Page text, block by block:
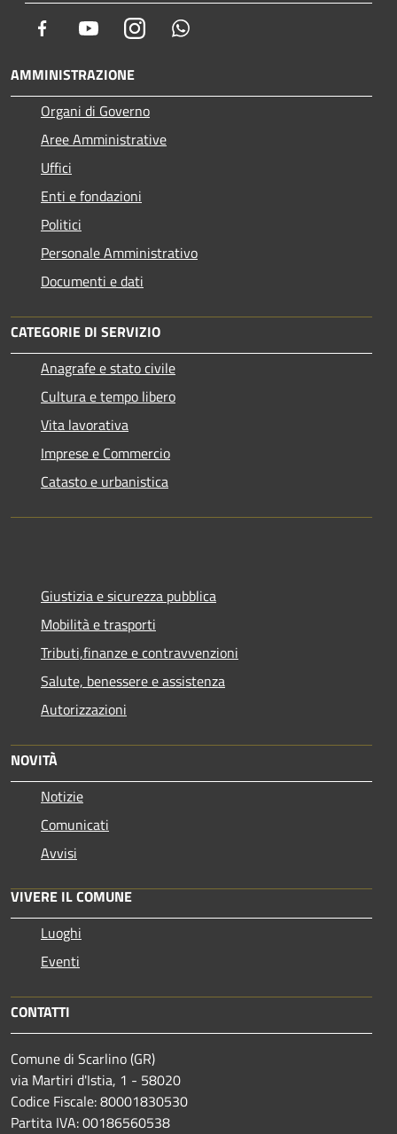
Facebook YoutubeInstagram
AMMINISTRAZIONE
Organi di Governo
Aree Amministrative
Uffici
Enti e fondazioni
Politici
Personale Amministrativo
Documenti e dati
CATEGORIE DI SERVIZIO
Anagrafe e stato civile
Cultura e tempo libero
Vita lavorativa
Imprese e Commercio
Catasto e urbanistica
Giustizia e sicurezza pubblica
Mobilità e trasporti
Tributi,finanze e contravvenzioni
Salute, benessere e assistenza
Autorizzazioni
NOVITÀ
Notizie
Comunicati
Avvisi
VIVERE IL COMUNE
Luoghi
Eventi
CONTATTI
Comune di Scarlino (GR)
via Martiri d'Istia, 1 - 58020
Codice Fiscale: 80001830530
Partita IVA: 00186560538